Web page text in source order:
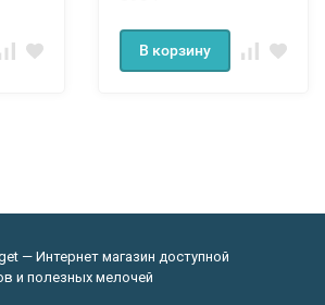
В корзину
— Интернет магазин доступной
и полезных мелочей